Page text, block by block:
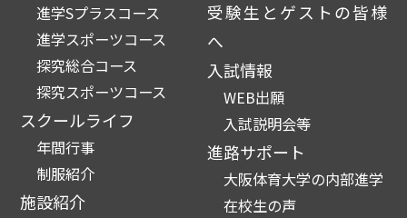
進学Sプラスコース
進学スポーツコース
探究総合コース
探究スポーツコース
スクールライフ
年間行事
制服紹介
施設紹介
受験生とゲストの皆様
へ
入試情報
WEB出願
入試説明会等
進路サポート
大阪体育大学の内部進学
在校生の声